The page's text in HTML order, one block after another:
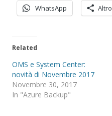
WhatsApp Altro
Related
OMS e System Center:
novità di Novembre 2017
Novembre 30, 2017
In "Azure Backup"